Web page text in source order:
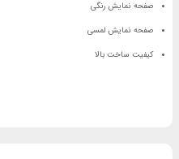
صفحه نمایش رنگی
صفحه نمایش لمسی
کیفیت ساخت بالا